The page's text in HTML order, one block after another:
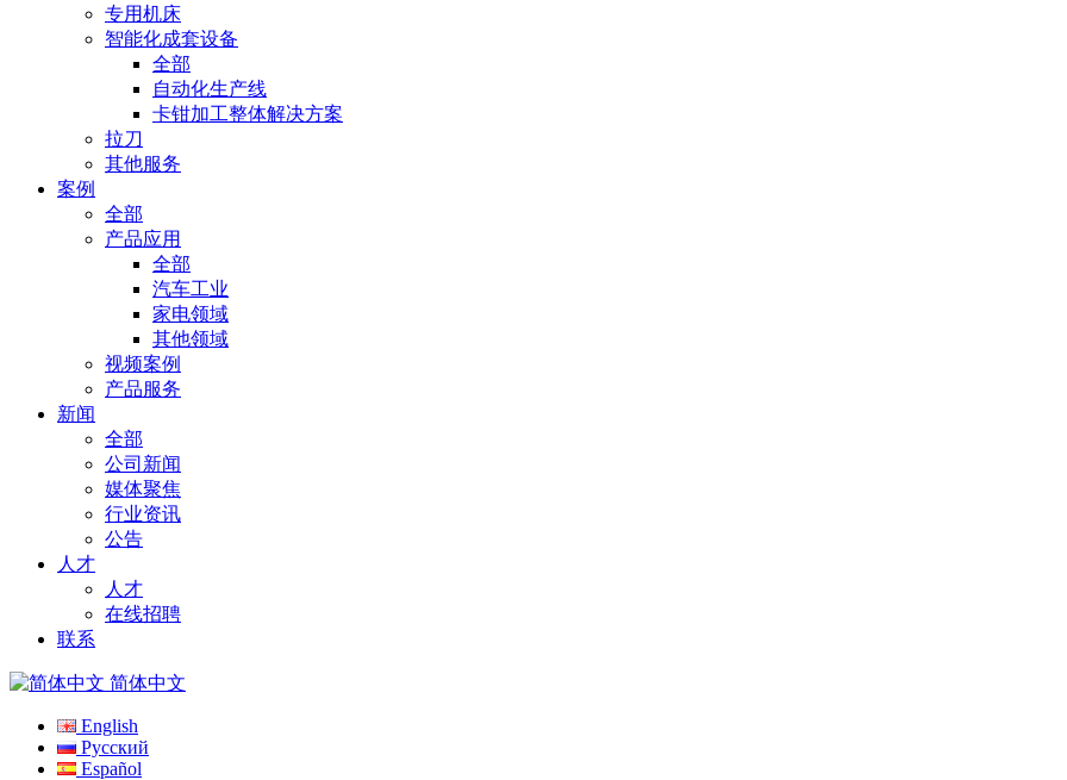
专用机床
智能化成套设备
全部
自动化生产线
卡钳加工整体解决方案
拉刀
其他服务
案例
全部
产品应用
全部
汽车工业
家电领域
其他领域
视频案例
产品服务
新闻
全部
公司新闻
媒体聚焦
行业资讯
公告
人才
人才
在线招聘
联系
简体中文
English
Русский
Español